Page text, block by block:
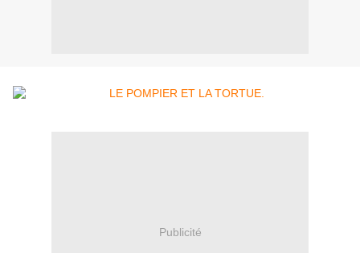
Publicité